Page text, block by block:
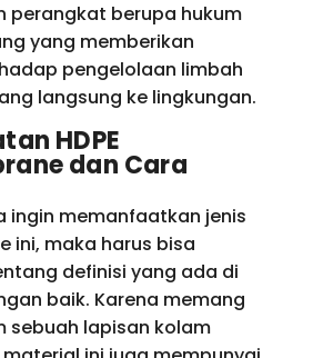
perangkat berupa hukum
yang memberikan
pengelolaan limbah
langsung ke lingkungan.
HDPE
dan Cara
ingin memanfaatkan jenis
ini, maka harus bisa
definisi yang ada di
baik. Karena memang
sebuah lapisan kolam